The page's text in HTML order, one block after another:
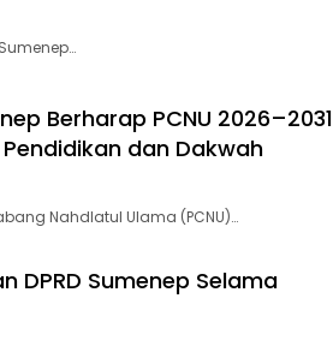
Sumenep…
Berharap PCNU 2026–2031
dan Dakwah
Nahdlatul Ulama (PCNU)…
DPRD Sumenep Selama